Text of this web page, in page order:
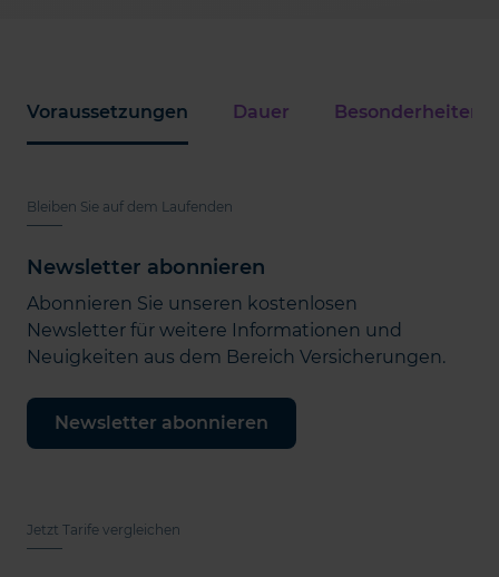
Voraussetzungen Dauer Besonderheiten
Bleiben Sie auf dem Laufenden
Newsletter abonnieren
Abonnieren Sie unseren kostenlosen
Newsletter für weitere Informationen und
Neuigkeiten aus dem Bereich Versicherungen.
Newsletter abonnieren
Jetzt Tarife vergleichen